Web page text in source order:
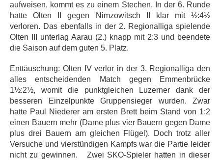
aufweisen, kommt es zu einem Stechen. In der 6. Runde
hatte Olten II gegen Nimzowitsch II klar mit ½:4½
verloren. Das ebenfalls in der 2. Regionalliga spielende
Olten III unterlag Aarau (2.) knapp mit 2:3 und beendete
die Saison auf dem guten 5. Platz.
Enttäuschung: Olten IV verlor in der 3. Regionalliga den
alles entscheidenden Match gegen Emmenbrücke
1½:2½, womit die punktgleichen Luzerner dank der
besseren Einzelpunkte Gruppensieger wurden. Zwar
hatte Paul Niederer am ersten Brett beim Stand von 1:2
einen Bauern mehr (Dame plus vier Bauern gegen Dame
plus drei Bauern am gleichen Flügel). Doch trotz aller
Versuche und vierstündigen Kampfs war die Partie leider
nicht zu gewinnen. Zwei SKO-Spieler hatten in dieser